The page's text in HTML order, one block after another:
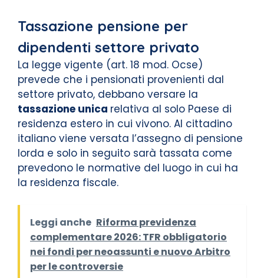
Tassazione pensione per
dipendenti settore privato
La legge vigente (art. 18 mod. Ocse)
prevede che i pensionati provenienti dal
settore privato, debbano versare la
tassazione unica relativa al solo Paese di
residenza estero in cui vivono. Al cittadino
italiano viene versata l’assegno di pensione
lorda e solo in seguito sarà tassata come
prevedono le normative del luogo in cui ha
la residenza fiscale.
Leggi anche Riforma previdenza
complementare 2026: TFR obbligatorio
nei fondi per neoassunti e nuovo Arbitro
per le controversie